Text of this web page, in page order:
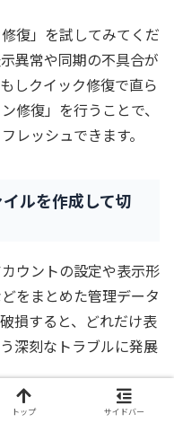
復」を試してみてくだ
異常や同期の不具合が
しクイック修復で直ら
修復」を行うことで、
レッシュできます。
ルを作成して切
ウントの設定や表示形
をまとめた管理データ
損すると、どれだけ表
深刻なトラブルに発展
トップ サイドバー